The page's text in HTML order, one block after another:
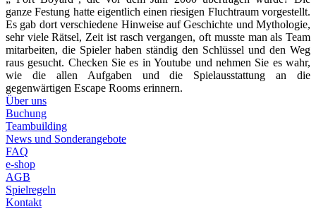
ganze Festung hatte eigentlich einen riesigen Fluchtraum vorgestellt.
Es gab dort verschiedene Hinweise auf Geschichte und Mythologie,
sehr viele Rätsel, Zeit ist rasch vergangen, oft musste man als Team
mitarbeiten, die Spieler haben ständig den Schlüssel und den Weg
raus gesucht. Checken Sie es in Youtube und nehmen Sie es wahr,
wie die allen Aufgaben und die Spielausstattung an die
gegenwärtigen Escape Rooms erinnern.
Über uns
Buchung
Teambuilding
News und Sonderangebote
FAQ
e-shop
AGB
Spielregeln
Kontakt